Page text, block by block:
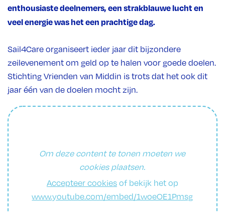
enthousiaste deelnemers, een strakblauwe lucht en
veel energie was het een prachtige dag.
Sail4Care organiseert ieder jaar dit bijzondere
zeilevenement om geld op te halen voor goede doelen.
Stichting Vrienden van Middin is trots dat het ook dit
jaar één van de doelen mocht zijn.
Om deze content te tonen moeten we
cookies plaatsen.
Accepteer cookiesof bekijk het op
www.youtube.com/embed/1woeOE1Pmsg